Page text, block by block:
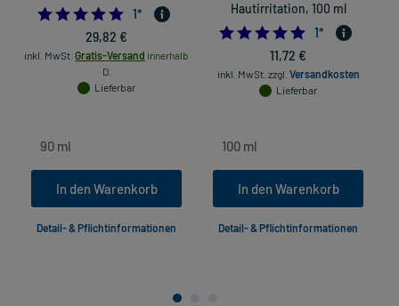
5.0
1*
29,82 €
inkl. MwSt. Gratis-Versand innerhalb
D.
Lieferbar
In den Warenkorb
Detail- & Pflichtinformationen
Hautirritation, 100 ml
5.0
1*
11,72 €
inkl. MwSt. zzgl. Versandkosten
Lieferbar
In den Warenkorb
Detail- & Pflichtinformationen